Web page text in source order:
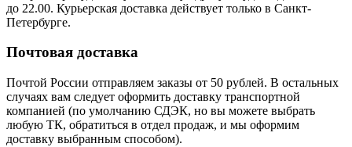
до 22.00. Курьерская доставка действует только в Санкт-
Петербурге.
Почтовая доставка
Почтой России отправляем заказы от 50 рублей. В остальных
случаях вам следует оформить доставку транспортной
компанией (по умолчанию СДЭК, но вы можете выбрать
любую ТК, обратиться в отдел продаж, и мы оформим
доставку выбранным способом).